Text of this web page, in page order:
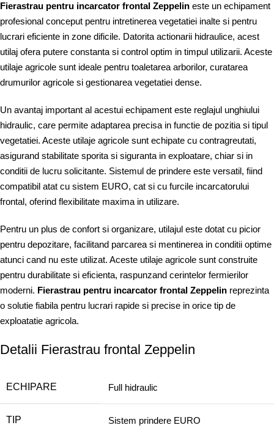
Fierastrau pentru incarcator frontal Zeppelin este un echipament
profesional conceput pentru intretinerea vegetatiei inalte si pentru
lucrari eficiente in zone dificile. Datorita actionarii hidraulice, acest
utilaj ofera putere constanta si control optim in timpul utilizarii. Aceste
utilaje agricole sunt ideale pentru toaletarea arborilor, curatarea
drumurilor agricole si gestionarea vegetatiei dense.
Un avantaj important al acestui echipament este reglajul unghiului
hidraulic, care permite adaptarea precisa in functie de pozitia si tipul
vegetatiei. Aceste utilaje agricole sunt echipate cu contragreutati,
asigurand stabilitate sporita si siguranta in exploatare, chiar si in
conditii de lucru solicitante. Sistemul de prindere este versatil, fiind
compatibil atat cu sistem EURO, cat si cu furcile incarcatorului
frontal, oferind flexibilitate maxima in utilizare.
Pentru un plus de confort si organizare, utilajul este dotat cu picior
pentru depozitare, facilitand parcarea si mentinerea in conditii optime
atunci cand nu este utilizat. Aceste utilaje agricole sunt construite
pentru durabilitate si eficienta, raspunzand cerintelor fermierilor
moderni. Fierastrau pentru incarcator frontal Zeppelin reprezinta
o solutie fiabila pentru lucrari rapide si precise in orice tip de
exploatatie agricola.
Detalii Fierastrau frontal Zeppelin
ECHIPARE Full hidraulic
TIP Sistem prindere EURO